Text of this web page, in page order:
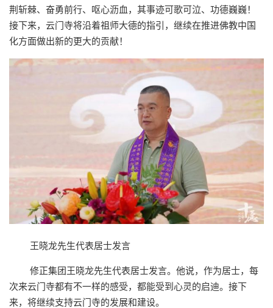
荆斩棘、奋勇前行、呕心沥血，其事迹可歌可泣、功德巍巍！
接下来，云门寺将沿着祖师大德的指引，继续在推进佛教中国
化方面做出新的更大的贡献！
王晓龙先生代表居士发言
修正集团王晓龙先生代表居士发言。他说，作为居士，每
次来云门寺都有不一样的感受，都能受到心灵的启迪。接下
来，将继续支持云门寺的发展和建设。